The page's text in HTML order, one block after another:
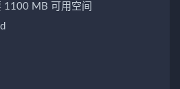
1100 MB 可用空间